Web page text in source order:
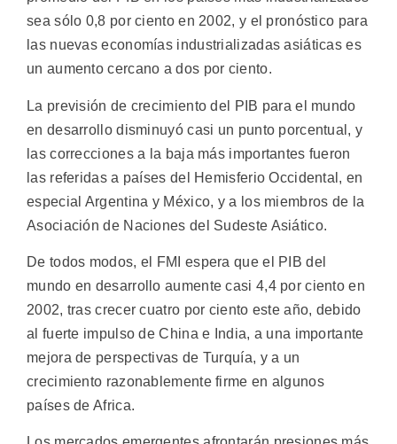
sea sólo 0,8 por ciento en 2002, y el pronóstico para
las nuevas economías industrializadas asiáticas es
un aumento cercano a dos por ciento.
La previsión de crecimiento del PIB para el mundo
en desarrollo disminuyó casi un punto porcentual, y
las correcciones a la baja más importantes fueron
las referidas a países del Hemisferio Occidental, en
especial Argentina y México, y a los miembros de la
Asociación de Naciones del Sudeste Asiático.
De todos modos, el FMI espera que el PIB del
mundo en desarrollo aumente casi 4,4 por ciento en
2002, tras crecer cuatro por ciento este año, debido
al fuerte impulso de China e India, a una importante
mejora de perspectivas de Turquía, y a un
crecimiento razonablemente firme en algunos
países de Africa.